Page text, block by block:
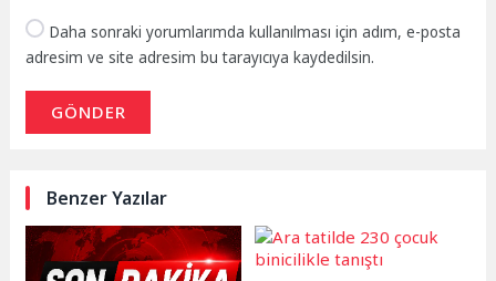
Daha sonraki yorumlarımda kullanılması için adım, e-posta
adresim ve site adresim bu tarayıcıya kaydedilsin.
GÖNDER
Benzer Yazılar